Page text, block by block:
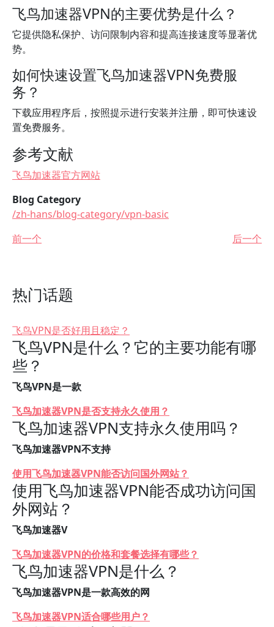
飞鸟加速器VPN的主要优势是什么？
它提供隐私保护、访问限制内容和提高连接速度等显著优
势。
如何快速设置飞鸟加速器VPN免费服
务？
下载应用程序后，按照提示进行安装并注册，即可快速设
置免费服务。
参考文献
飞鸟加速器官方网站
Blog Category
/zh-hans/blog-category/vpn-basic
前一个
后一个
热门话题
飞鸟VPN是否好用且稳定？
飞鸟VPN是什么？它的主要功能有哪
些？
飞鸟VPN是一款
飞鸟加速器VPN是否支持永久使用？
飞鸟加速器VPN支持永久使用吗？
飞鸟加速器VPN不支持
使用飞鸟加速器VPN能否访问国外网站？
使用飞鸟加速器VPN能否成功访问国
外网站？
飞鸟加速器V
飞鸟加速器VPN的价格和套餐选择有哪些？
飞鸟加速器VPN是什么？
飞鸟加速器VPN是一款高效的网
飞鸟加速器VPN适合哪些用户？